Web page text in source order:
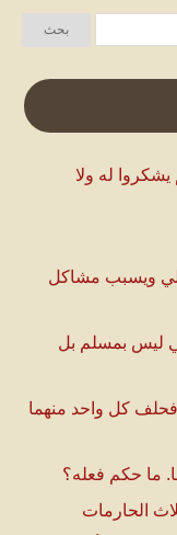
له ولا
ويسبب مشاكل
ليس بمسلم بل
كل واحد منهما
ما حكم فعله؟
الحارمات